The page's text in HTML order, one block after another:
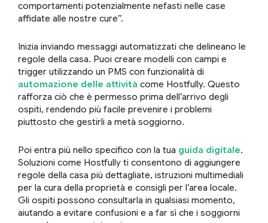
comportamenti potenzialmente nefasti nelle case
affidate alle nostre cure”.
Inizia inviando messaggi automatizzati che delineano le
regole della casa. Puoi creare modelli con campi e
trigger utilizzando un PMS con funzionalità di
automazione delle attività come Hostfully. Questo
rafforza ciò che è permesso prima dell’arrivo degli
ospiti, rendendo più facile prevenire i problemi
piuttosto che gestirli a metà soggiorno.
Poi entra più nello specifico con la tua guida digitale.
Soluzioni come Hostfully ti consentono di aggiungere
regole della casa più dettagliate, istruzioni multimediali
per la cura della proprietà e consigli per l’area locale.
Gli ospiti possono consultarla in qualsiasi momento,
aiutando a evitare confusioni e a far sì che i soggiorni